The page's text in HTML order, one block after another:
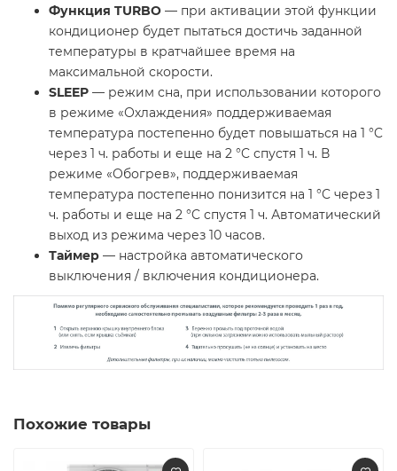
Функция TURBO — при активации этой функции
кондиционер будет пытаться достичь заданной
температуры в кратчайшее время на
максимальной скорости.
SLEEP — режим сна, при использовании которого
в режиме «Охлаждения» поддерживаемая
температура постепенно будет повышаться на 1 °C
через 1 ч. работы и еще на 2 °C спустя 1 ч. В
режиме «Обогрев», поддерживаемая
температура постепенно понизится на 1 °C через 1
ч. работы и еще на 2 °C спустя 1 ч. Автоматический
выход из режима через 10 часов.
Таймер — настройка автоматического
выключения / включения кондиционера.
Похожие товары